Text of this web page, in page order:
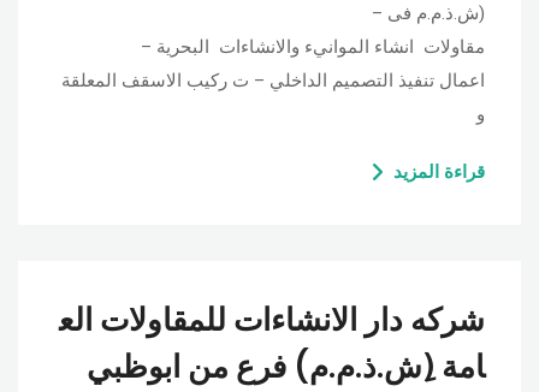
(ش.ذ.م.م فى –
مقاولات انشاء الموانيء والانشاءات البحرية –
اعمال تنفيذ التصميم الداخلي – ت ركيب الاسقف المعلقة
و
قراءة المزيد
شركه دار الانشاءات للمقاولات الع
امة (ِش.ذ.م.م) فرع من ابوظبي